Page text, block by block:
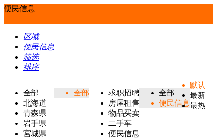
便民信息
区域
便民信息
筛选
排序
全部
北海道
青森県
岩手県
宮城県
全部
求职招聘
房屋租售
物品买卖
二手车
便民信息
全部
便民信息
默认
最新
最热